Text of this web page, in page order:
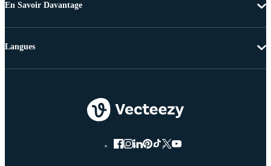
En Savoir Davantage
Langues